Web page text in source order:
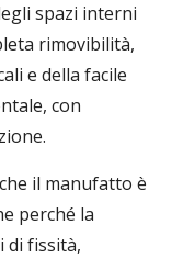
spazi interni
rimovibilità,
e della facile
con
il manufatto è
perché la
di fissità,